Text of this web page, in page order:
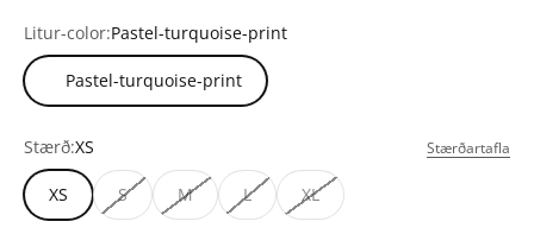
Litur-color:Pastel-turquoise-print
Pastel-turquoise-print
Stærð:XS Stærðartafla
XS S M L XL